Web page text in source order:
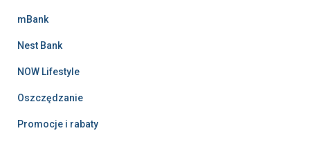
mBank
Nest Bank
NOW Lifestyle
Oszczędzanie
Promocje i rabaty